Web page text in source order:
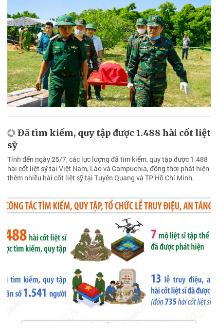
Đã tìm kiếm, quy tập được 1.488 hài cốt liệt
sỹ
Tính đến ngày 25/7, các lực lượng đã tìm kiếm, quy tập được 1.488
hài cốt liệt sỹ tại Việt Nam, Lào và Campuchia, đồng thời phát hiện
thêm nhiều hài cốt liệt sỹ tại Tuyên Quang và TP Hồ Chí Minh.